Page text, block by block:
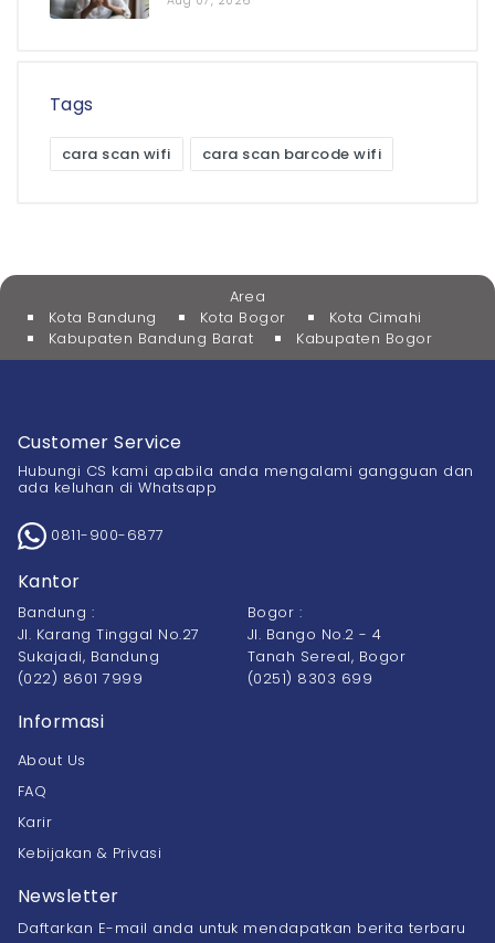
Tags
cara scan wifi cara scan barcode wifi
Area
Kota Bandung
Kota Bogor
Kota Cimahi
Kabupaten Bandung Barat
Kabupaten Bogor
Customer Service
Hubungi CS kami apabila anda mengalami gangguan dan
ada keluhan di Whatsapp
0811-900-6877
Kantor
Bandung :
Jl. Karang Tinggal No.27
Sukajadi, Bandung
(022) 8601 7999
Bogor :
Jl. Bango No.2 - 4
Tanah Sereal, Bogor
(0251) 8303 699
Informasi
About Us
FAQ
Karir
Kebijakan & Privasi
Newsletter
Daftarkan E-mail anda untuk mendapatkan berita terbaru